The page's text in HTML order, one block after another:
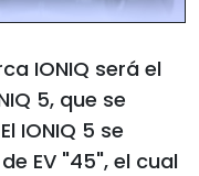
IONIQ será el
5, que se
IONIQ 5 se
EV "45", el cual